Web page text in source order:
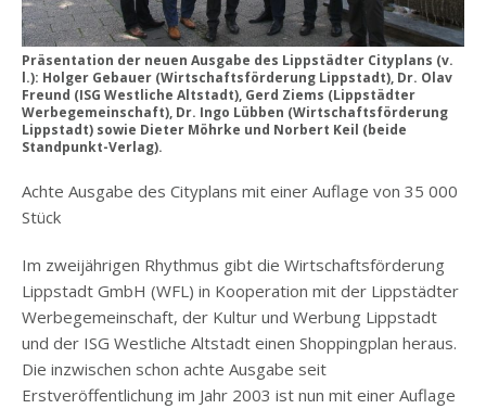
Präsentation der neuen Ausgabe des Lippstädter Cityplans (v.
l.): Holger Gebauer (Wirtschaftsförderung Lippstadt), Dr. Olav
Freund (ISG Westliche Altstadt), Gerd Ziems (Lippstädter
Werbegemeinschaft), Dr. Ingo Lübben (Wirtschaftsförderung
Lippstadt) sowie Dieter Möhrke und Norbert Keil (beide
Standpunkt-Verlag).
Achte Ausgabe des Cityplans mit einer Auflage von 35 000
Stück
Im zweijährigen Rhythmus gibt die Wirtschaftsförderung
Lippstadt GmbH (WFL) in Kooperation mit der Lippstädter
Werbegemeinschaft, der Kultur und Werbung Lippstadt
und der ISG Westliche Altstadt einen Shoppingplan heraus.
Die inzwischen schon achte Ausgabe seit
Erstveröffentlichung im Jahr 2003 ist nun mit einer Auflage